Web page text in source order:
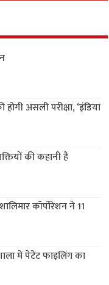
असली परीक्षा, ‘इंडिया
की कहानी है
कॉर्पोरेशन ने 11
में पेटेंट फाइलिंग का